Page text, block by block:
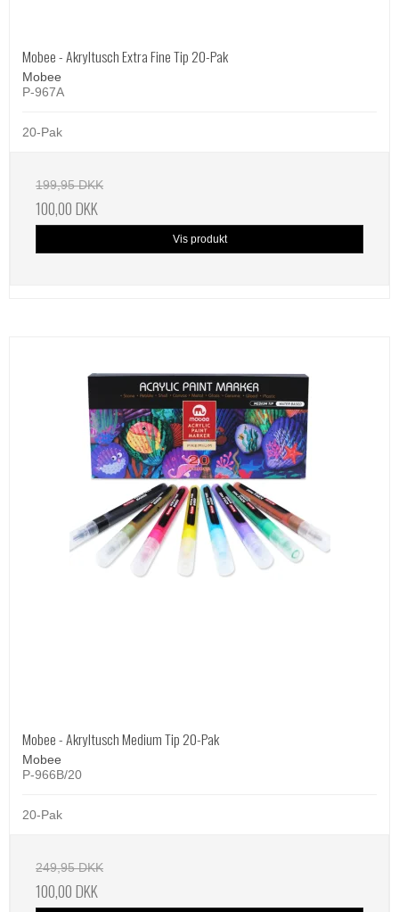
Mobee - Akryltusch Extra Fine Tip 20-Pak
Mobee
P-967A
20-Pak
199,95 DKK
100,00 DKK
Vis produkt
Mobee - Akryltusch Medium Tip 20-Pak
Mobee
P-966B/20
20-Pak
249,95 DKK
100,00 DKK